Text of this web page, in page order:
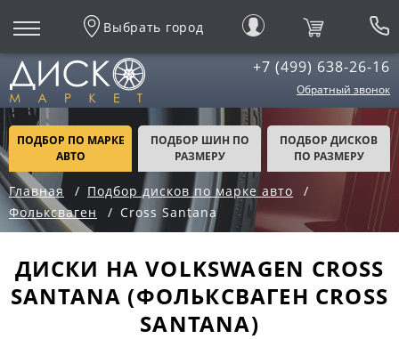
Выбрать город
+7 (499) 638-26-16
Обратный звонок
ПОДБОР ПО МАРКЕ
АВТО
ПОДБОР ШИН ПО
РАЗМЕРУ
ПОДБОР ДИСКОВ
ПО РАЗМЕРУ
Главная
Подбор дисков по марке авто
Фольксваген
Cross Santana
ДИСКИ НА VOLKSWAGEN CROSS
SANTANA (ФОЛЬКСВАГЕН CROSS
SANTANA)